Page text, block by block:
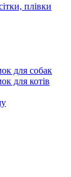
плівки
для собак
для котів